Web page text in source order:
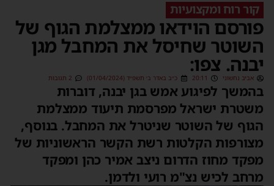
קור רוח ומקצועיות
פורסם הוידאו ממצלמת הגוף של
השוטר שחיסל את המחבל מגן
יבנה. צפו:
אביב נחשוני 20:11 כ״ב באדר ב׳ תשפ״ד (01/04/2024) 2 תגובות
בהמשך לפיגוע אמש בגן יבנה, דוברות
משטרת ישראל מפרסמת תיעוד ממצלמת
הגוף של השוטר שניטרל את המחבל. בנוסף,
מצורפות הקלטות רשת הקשר הראשוניות של
מפקד מחוז הדרום ניצב אמיר כהן ומפקד
מרחב לכיש נצ"מ רועי ולדמן.